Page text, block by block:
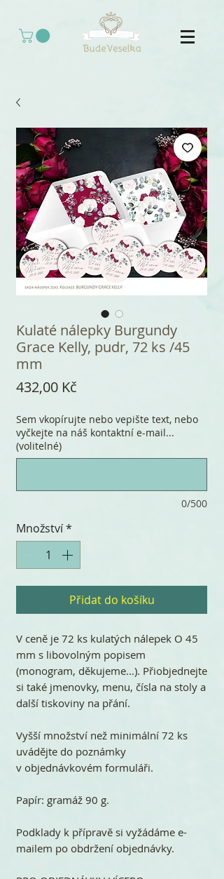
Kulaté nálepky Burgundy
Grace Kelly, pudr, 72 ks /45
mm
432,00 Kč
Sem vkopírujte nebo vepište text, nebo
vyčkejte na náš kontaktní e-mail...
(volitelné)
0/500
Množství*
Přidat do košíku
V ceně je 72 ks kulatých nálepek O 45
mm s libovolným popisem
(monogram, děkujeme...). Přiobjednejte
si také jmenovky, menu, čísla na stoly a
další tiskoviny na přání.
Vyšší množství než minimální 72 ks
uvádějte do poznámky
v objednávkovém formuláři.
Papír: gramáž 90 g.
Podklady k přípravě si vyžádáme e-
mailem po obdržení objednávky.